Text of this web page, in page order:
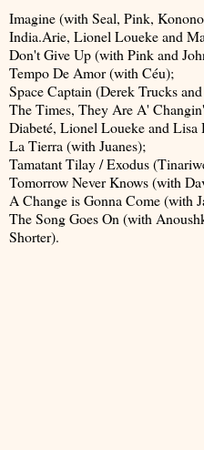
Imagine (with Seal, Pink,
India.Arie, Lionel Loueke and
Don't Give Up (with Pink and
Tempo De Amor (with Céu);
Space Captain (Derek Trucks
The Times, They Are A'
Diabeté, Lionel Loueke and Lisa
La Tierra (with Juanes);
Tamatant Tilay / Exodus
Tomorrow Never Knows (with
A Change is Gonna Come (with
The Song Goes On (with
Shorter).